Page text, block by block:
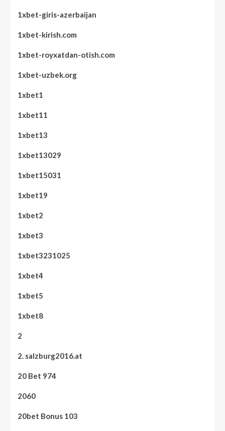
1xbet-giris-azerbaijan
1xbet-kirish.com
1xbet-royxatdan-otish.com
1xbet-uzbek.org
1xbet1
1xbet11
1xbet13
1xbet13029
1xbet15031
1xbet19
1xbet2
1xbet3
1xbet3231025
1xbet4
1xbet5
1xbet8
2
2. salzburg2016.at
20 Bet 974
2060
20bet Bonus 103